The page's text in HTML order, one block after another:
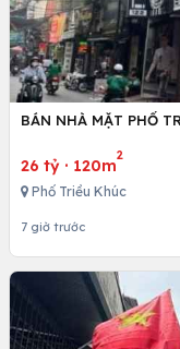
BÁN NHÀ MẶT PHỐ
26 tỷ · 120m
2
Phố Triều Khúc
7 giờ trước